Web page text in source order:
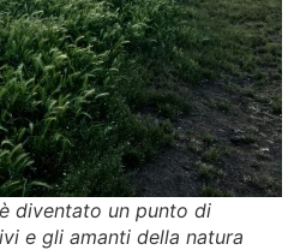
diventato un punto di
e gli amanti della natura